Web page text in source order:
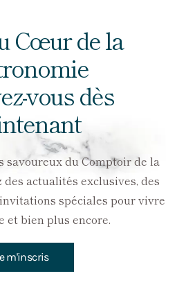
Cœur de la
vous dès
savoureux du Comptoir de la
actualités exclusives, des
spéciales pour vivre
et bien plus encore.
m'inscris